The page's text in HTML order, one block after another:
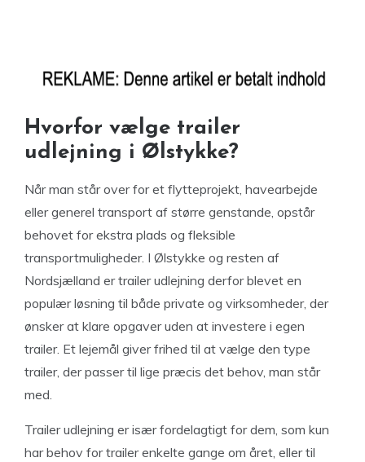
Hvorfor vælge trailer
udlejning i Ølstykke?
Når man står over for et flytteprojekt, havearbejde
eller generel transport af større genstande, opstår
behovet for ekstra plads og fleksible
transportmuligheder. I Ølstykke og resten af
Nordsjælland er trailer udlejning derfor blevet en
populær løsning til både private og virksomheder, der
ønsker at klare opgaver uden at investere i egen
trailer. Et lejemål giver frihed til at vælge den type
trailer, der passer til lige præcis det behov, man står
med.
Trailer udlejning er især fordelagtigt for dem, som kun
har behov for trailer enkelte gange om året, eller til